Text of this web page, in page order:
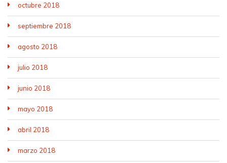
octubre 2018
septiembre 2018
agosto 2018
julio 2018
junio 2018
mayo 2018
abril 2018
marzo 2018